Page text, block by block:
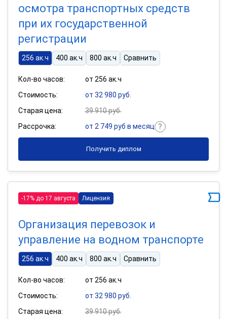
осмотра транспортных средств
при их государственной
регистрации
256 ак.ч 400 ак.ч 800 ак.ч Сравнить
Кол-во часов:
от 256 ак.ч
Стоимость:
от 32 980 руб.
Старая цена:
39 910 руб.
Рассрочка:
от 2 749 руб в месяц
Получить диплом
-17% до 17 августа Лицензия
Организация перевозок и
управление на водном транспорте
256 ак.ч 400 ак.ч 800 ак.ч Сравнить
Кол-во часов:
от 256 ак.ч
Стоимость:
от 32 980 руб.
Старая цена:
39 910 руб.